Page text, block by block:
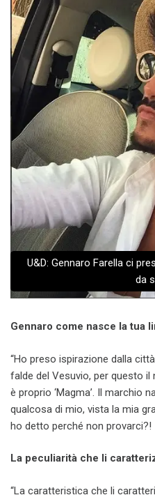
U&D: Gennaro Farella ci
da
Gennaro come nasce la tua
“Ho preso ispirazione dalla
falde del Vesuvio, per questo il
è proprio ‘Magma’. Il marchio
qualcosa di mio, vista la mia
ho detto perché non provarci?!
La peculiarità che li
“La caratteristica che li